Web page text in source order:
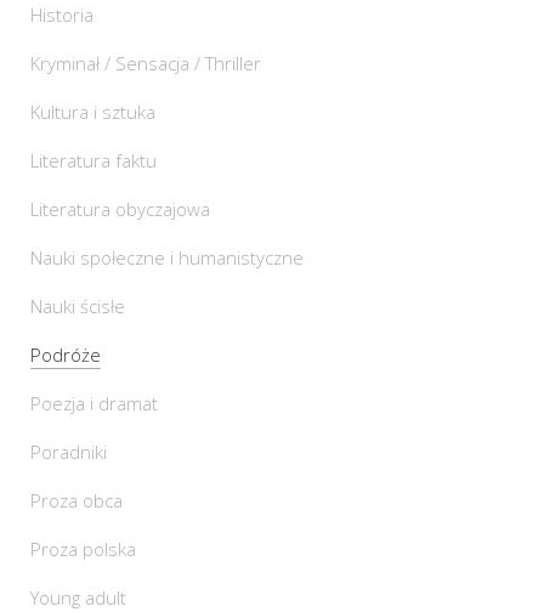
Historia
Kryminał / Sensacja / Thriller
Kultura i sztuka
Literatura faktu
Literatura obyczajowa
Nauki społeczne i humanistyczne
Nauki ścisłe
Podróże
Poezja i dramat
Poradniki
Proza obca
Proza polska
Young adult